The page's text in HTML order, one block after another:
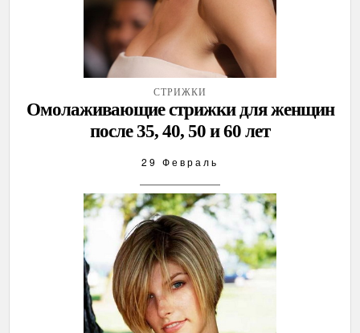
СТРИЖКИ
Омолаживающие стрижки для женщин
после 35, 40, 50 и 60 лет
29 Февраль